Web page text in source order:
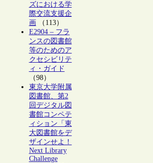
ズにおける学
際交流支援企
画 （113）
E2904 – フラ
ンスの図書館
等のためのア
クセシビリテ
ィ・ガイド
（98）
東京大学附属
図書館、第2
回デジタル図
書館コンペテ
ィション「東
大図書館をデ
ザインせよ！
Next Library
Challenge